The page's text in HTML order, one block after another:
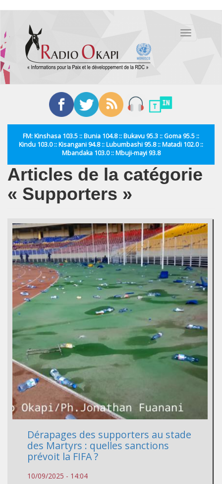
contenu
principal
Toggle
FM: Kinshasa 103.5 :: Bunia 104.8 :: Bukavu 95.3 :: Goma 95.5 ::
Kindu 103.0 :: Kisangani 94.8 :: Lubumbashi 95.8 :: Matadi 102.0 ::
Mbandaka 103.0 :: Mbuji-mayi 93.8
Articles de la catégorie
« Supporters »
Dérapages des supporters au stade
des Martyrs : quelles sanctions
prévoit la FIFA ?
10/09/2025 - 14:04